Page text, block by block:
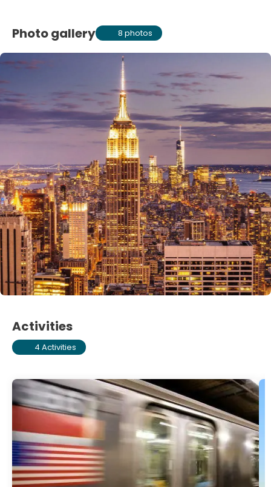
Photo gallery 8 photos
Activities
4 Activities